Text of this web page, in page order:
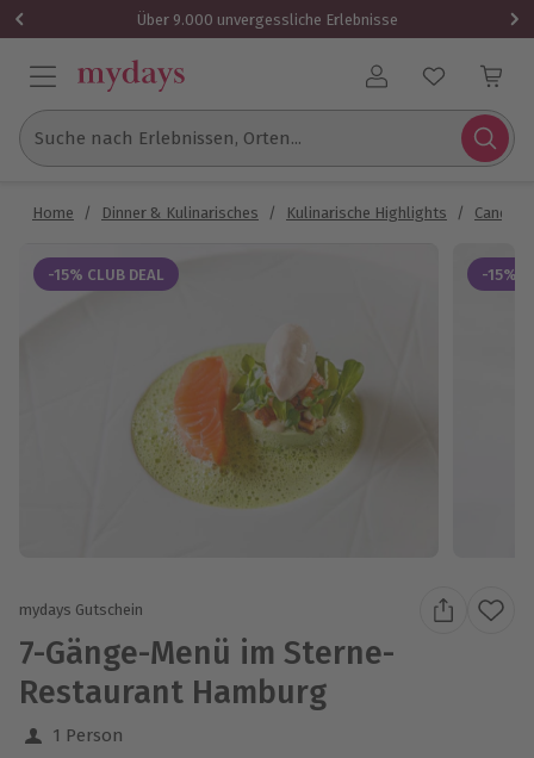
Über 9.000 unvergessliche Erlebnisse
Benutzerkonto
Suche nach Erlebnissen, Orten...
Home / Dinner & Kulinarisches / Kulinarische Highlights / Candle
-15% CLUB DEAL -15%
mydays Gutschein
7-Gänge-Menü im Sterne-
Restaurant Hamburg
1 Person